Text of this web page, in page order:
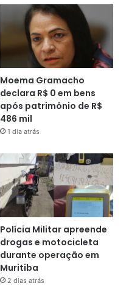
Moema Gramacho
declara R$ 0 em bens
após patrimônio de R$
486 mil
1 dia atrás
Polícia Militar apreende
drogas e motocicleta
durante operação em
Muritiba
2 dias atrás